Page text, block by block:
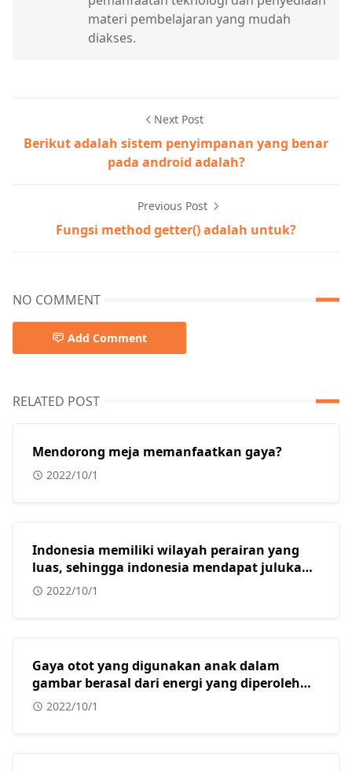
materi pembelajaran yang mudah
diakses.
Next Post
Berikut adalah sistem penyimpanan yang benar
pada android adalah?
Previous Post
Fungsi method getter() adalah untuk?
NO COMMENT
Add Comment
RELATED POST
Mendorong meja memanfaatkan gaya?
2022/10/1
Indonesia memiliki wilayah perairan yang
luas, sehingga indonesia mendapat julukan
sebagai?
2022/10/1
Gaya otot yang digunakan anak dalam
gambar berasal dari energi yang diperoleh
dari?
2022/10/1